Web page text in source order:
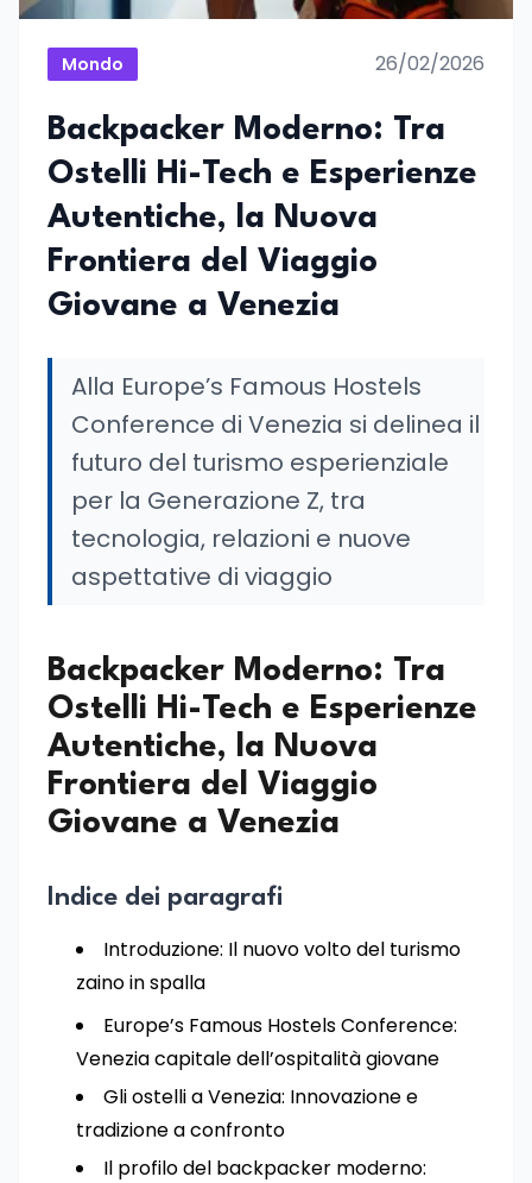
Mondo 26/02/2026
Backpacker Moderno: Tra
Ostelli Hi-Tech e Esperienze
Autentiche, la Nuova
Frontiera del Viaggio
Giovane a Venezia
Alla Europe’s Famous Hostels
Conference di Venezia si delinea il
futuro del turismo esperienziale
per la Generazione Z, tra
tecnologia, relazioni e nuove
aspettative di viaggio
Backpacker Moderno: Tra
Ostelli Hi-Tech e Esperienze
Autentiche, la Nuova
Frontiera del Viaggio
Giovane a Venezia
Indice dei paragrafi
Introduzione: Il nuovo volto del turismo
zaino in spalla
Europe’s Famous Hostels Conference:
Venezia capitale dell’ospitalità giovane
Gli ostelli a Venezia: Innovazione e
tradizione a confronto
Il profilo del backpacker moderno: